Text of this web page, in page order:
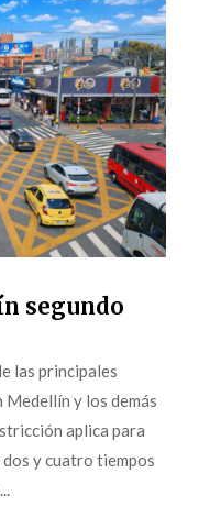
segundo
las principales
Medellín y los demás
aplica para
y cuatro tiempos